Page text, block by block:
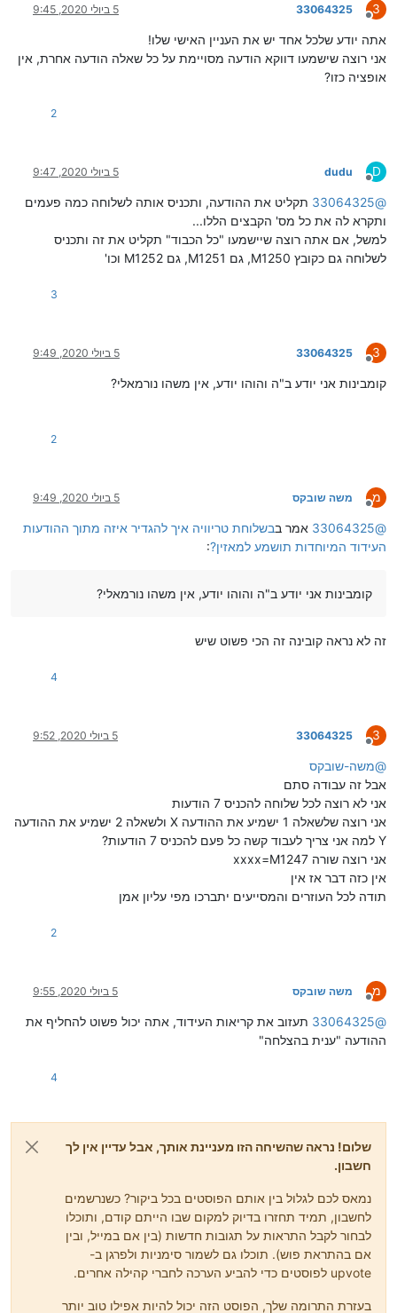
3
מנותק
33064325 5 ביולי 2020, 9:45
אתה יודע שלכל אחד יש את העניין האישי שלו!
אני רוצה שישמעו דווקא הודעה מסויימת על כל שאלה הודעה אחרת, אין
אופציה כזו?
2
D
מנותק
dudu 5 ביולי 2020, 9:47
@
33064325 תקליט את ההודעה, ותכניס אותה לשלוחה כמה פעמים
ותקרא לה את כל מס' הקבצים הללו...
למשל, אם אתה רוצה שיישמעו "כל הכבוד" תקליט את זה ותכניס
לשלוחה גם כקובץ M1250, גם M1251, גם M1252 וכו'
3
3
מנותק
33064325 5 ביולי 2020, 9:49
קומבינות אני יודע ב"ה והוהו יודע, אין משהו נורמאלי?
2
מ
מנותק
משה שובקס 5 ביולי 2020, 9:49
@
33064325 אמר בבשלוחת טריוויה איך להגדיר איזה מתוך ההודעות
העידוד המיוחדות תושמע למאזין?:
קומבינות אני יודע ב"ה והוהו יודע, אין משהו נורמאלי?
זה לא נראה קובינה זה הכי פשוט שיש
4
3
מנותק
33064325 5 ביולי 2020, 9:52
@משה-שובקס
אבל זה עבודה סתם
אני לא רוצה לכל שלוחה להכניס 7 הודעות
אני רוצה שלשאלה 1 ישמיע את ההודעה X ולשאלה 2 ישמיע את ההודעה
Y למה אני צריך לעבוד קשה כל פעם להכניס 7 הודעות?
אני רוצה שורה xxxx=M1247
אין כזה דבר אז אין
תודה לכל העוזרים והמסייעים יתברכו מפי עליון אמן
2
מ
מנותק
משה שובקס 5 ביולי 2020, 9:55
@
33064325 תעזוב את קריאות העידוד, אתה יכול פשוט להחליף את
ההודעה "ענית בהצלחה"
4
שלום! נראה שהשיחה הזו מעניינת אותך, אבל עדיין אין לך
חשבון.
נמאס לכם לגלול בין אותם הפוסטים בכל ביקור? כשנרשמים
לחשבון, תמיד תחזרו בדיוק למקום שבו הייתם קודם, ותוכלו
לבחור לקבל התראות על תגובות חדשות (בין אם במייל, ובין
אם בהתראת פוש). תוכלו גם לשמור סימניות ולפרגן ב-
upvote לפוסטים כדי להביע הערכה לחברי קהילה אחרים.
בעזרת התרומה שלך, הפוסט הזה יכול להיות אפילו טוב יותר